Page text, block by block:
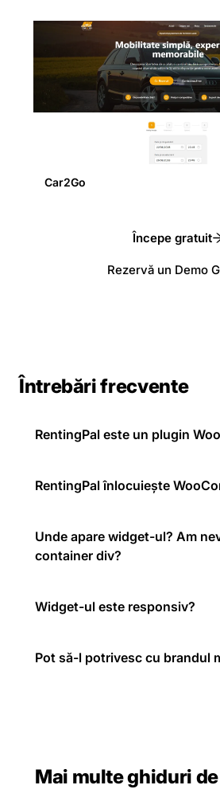
Car2Go
Începe gratuit
Rezervă un Demo
Întrebări frecvente
RentingPal este un plugin
RentingPal înlocuiește
Unde apare widget-ul? Am
container div?
Widget-ul este responsiv?
Pot să-l potrivesc cu brandul
Mai multe ghiduri